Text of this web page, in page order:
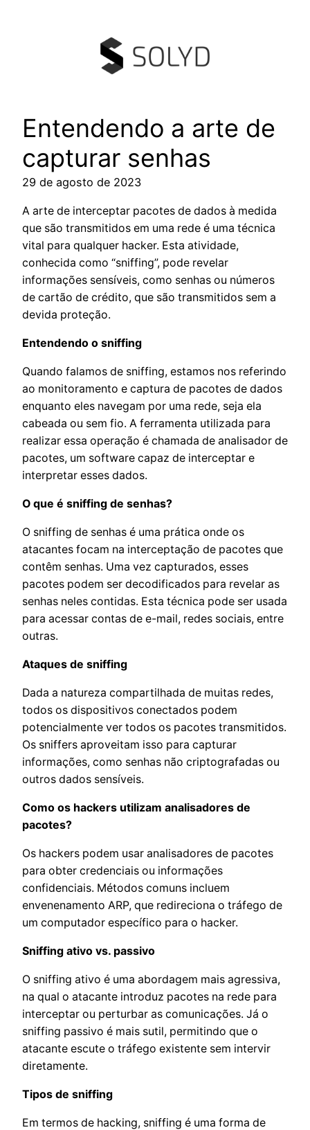
Entendendo a arte de
capturar senhas
29 de agosto de 2023
A arte de interceptar pacotes de dados à medida
que são transmitidos em uma rede é uma técnica
vital para qualquer hacker. Esta atividade,
conhecida como “sniffing”, pode revelar
informações sensíveis, como senhas ou números
de cartão de crédito, que são transmitidos sem a
devida proteção.
Entendendo o sniffing
Quando falamos de sniffing, estamos nos referindo
ao monitoramento e captura de pacotes de dados
enquanto eles navegam por uma rede, seja ela
cabeada ou sem fio. A ferramenta utilizada para
realizar essa operação é chamada de analisador de
pacotes, um software capaz de interceptar e
interpretar esses dados.
O que é sniffing de senhas?
O sniffing de senhas é uma prática onde os
atacantes focam na interceptação de pacotes que
contêm senhas. Uma vez capturados, esses
pacotes podem ser decodificados para revelar as
senhas neles contidas. Esta técnica pode ser usada
para acessar contas de e-mail, redes sociais, entre
outras.
Ataques de sniffing
Dada a natureza compartilhada de muitas redes,
todos os dispositivos conectados podem
potencialmente ver todos os pacotes transmitidos.
Os sniffers aproveitam isso para capturar
informações, como senhas não criptografadas ou
outros dados sensíveis.
Como os hackers utilizam analisadores de
pacotes?
Os hackers podem usar analisadores de pacotes
para obter credenciais ou informações
confidenciais. Métodos comuns incluem
envenenamento ARP, que redireciona o tráfego de
um computador específico para o hacker.
Sniffing ativo vs. passivo
O sniffing ativo é uma abordagem mais agressiva,
na qual o atacante introduz pacotes na rede para
interceptar ou perturbar as comunicações. Já o
sniffing passivo é mais sutil, permitindo que o
atacante escute o tráfego existente sem intervir
diretamente.
Tipos de sniffing
Em termos de hacking, sniffing é uma forma de